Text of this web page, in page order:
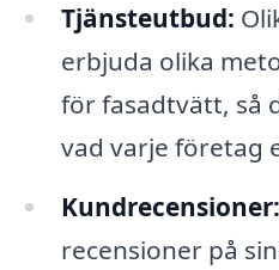
Tjänsteutbud:
erbjuda olika
för fasadtvätt, så
vad varje företag
Kundrecensioner:
recensioner på